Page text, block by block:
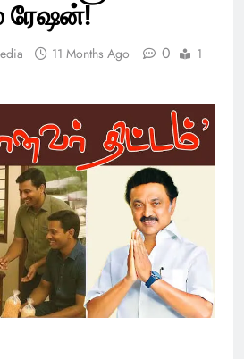
ரேஷன்!
11 Months Ago 0
1